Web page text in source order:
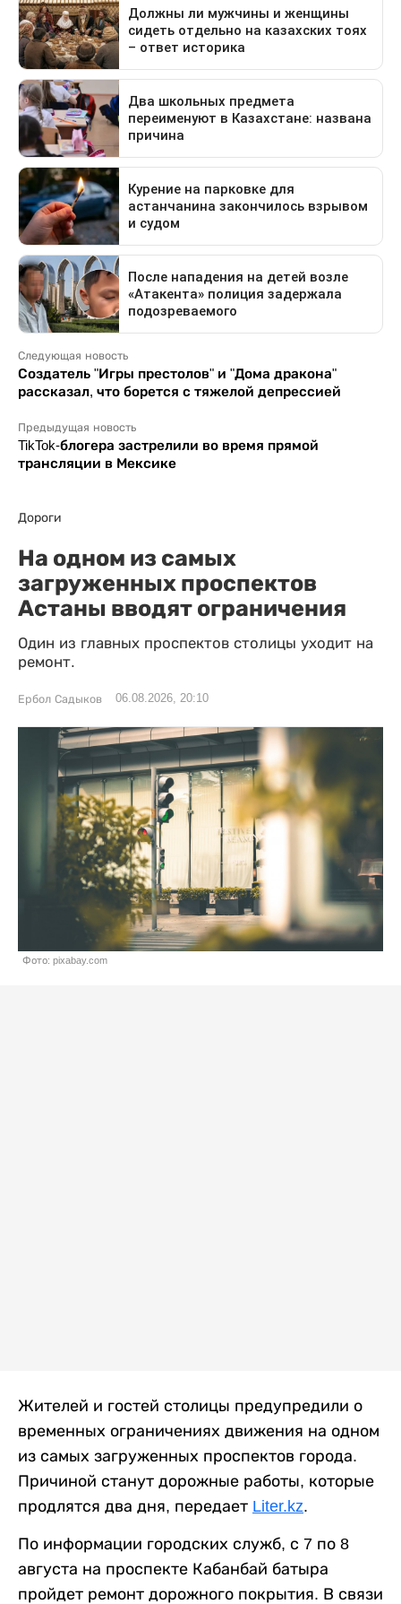
Следующая новость
Создатель "Игры престолов" и "Дома дракона"
рассказал, что борется с тяжелой депрессией
Предыдущая новость
TikTok-блогера застрелили во время прямой
трансляции в Мексике
Дороги
На одном из самых
загруженных проспектов
Астаны вводят ограничения
Один из главных проспектов столицы уходит на
ремонт.
Ербол Садыков 06.08.2026, 20:10
Фото: pixabay.com
Жителей и гостей столицы предупредили о
временных ограничениях движения на одном
из самых загруженных проспектов города.
Причиной станут дорожные работы, которые
продлятся два дня, передает Liter.kz.
По информации городских служб, с 7 по 8
августа на проспекте Кабанбай батыра
пройдет ремонт дорожного покрытия. В связи